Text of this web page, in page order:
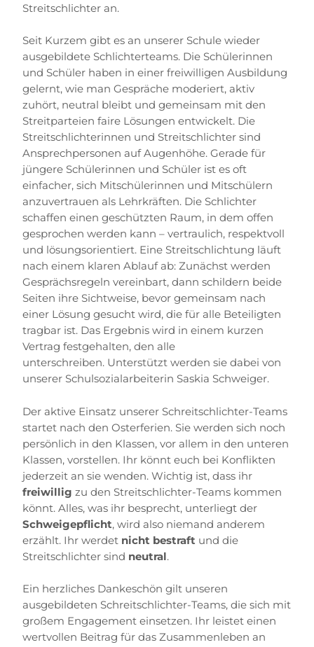
Streitschlichter an.
Seit Kurzem gibt es an unserer Schule wieder
ausgebildete Schlichterteams. Die Schülerinnen
und Schüler haben in einer freiwilligen Ausbildung
gelernt, wie man Gespräche moderiert, aktiv
zuhört, neutral bleibt und gemeinsam mit den
Streitparteien faire Lösungen entwickelt. Die
Streitschlichterinnen und Streitschlichter sind
Ansprechpersonen auf Augenhöhe. Gerade für
jüngere Schülerinnen und Schüler ist es oft
einfacher, sich Mitschülerinnen und Mitschülern
anzuvertrauen als Lehrkräften. Die Schlichter
schaffen einen geschützten Raum, in dem offen
gesprochen werden kann – vertraulich, respektvoll
und lösungsorientiert. Eine Streitschlichtung läuft
nach einem klaren Ablauf ab: Zunächst werden
Gesprächsregeln vereinbart, dann schildern beide
Seiten ihre Sichtweise, bevor gemeinsam nach
einer Lösung gesucht wird, die für alle Beteiligten
tragbar ist. Das Ergebnis wird in einem kurzen
Vertrag festgehalten, den alle
unterschreiben. Unterstützt werden sie dabei von
unserer Schulsozialarbeiterin Saskia Schweiger.
Der aktive Einsatz unserer Schreitschlichter-Teams
startet nach den Osterferien. Sie werden sich noch
persönlich in den Klassen, vor allem in den unteren
Klassen, vorstellen. Ihr könnt euch bei Konflikten
jederzeit an sie wenden. Wichtig ist, dass ihr
freiwillig zu den Streitschlichter-Teams kommen
könnt. Alles, was ihr besprecht, unterliegt der
Schweigepflicht, wird also niemand anderem
erzählt. Ihr werdet nicht bestraft und die
Streitschlichter sind neutral.
Ein herzliches Dankeschön gilt unseren
ausgebildeten Schreitschlichter-Teams, die sich mit
großem Engagement einsetzen. Ihr leistet einen
wertvollen Beitrag für das Zusammenleben an